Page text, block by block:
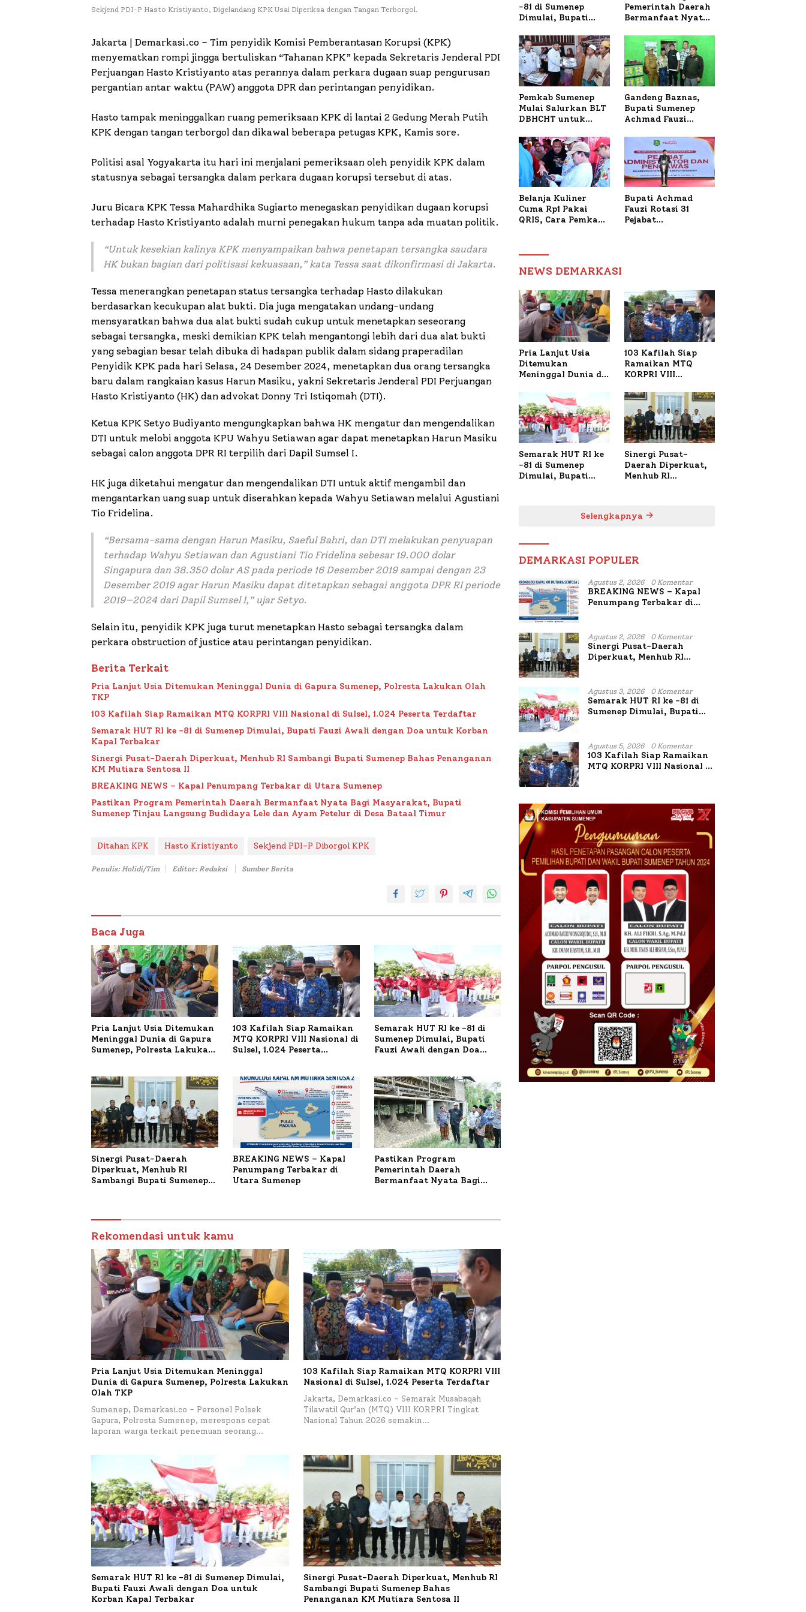
Sekjend PDI-P Hasto Kristiyanto, Digelandang KPK Usai Diperiksa dengan Tangan Terborgol.
Jakarta | Demarkasi.co – Tim penyidik Komisi Pemberantasan Korupsi (KPK)
menyematkan rompi jingga bertuliskan “Tahanan KPK” kepada Sekretaris Jenderal PDI
Perjuangan Hasto Kristiyanto atas perannya dalam perkara dugaan suap pengurusan
pergantian antar waktu (PAW) anggota DPR dan perintangan penyidikan.
Hasto tampak meninggalkan ruang pemeriksaan KPK di lantai 2 Gedung Merah Putih
KPK dengan tangan terborgol dan dikawal beberapa petugas KPK, Kamis sore.
Politisi asal Yogyakarta itu hari ini menjalani pemeriksaan oleh penyidik KPK dalam
statusnya sebagai tersangka dalam perkara dugaan korupsi tersebut di atas.
Juru Bicara KPK Tessa Mahardhika Sugiarto menegaskan penyidikan dugaan korupsi
terhadap Hasto Kristiyanto adalah murni penegakan hukum tanpa ada muatan politik.
“Untuk kesekian kalinya KPK menyampaikan bahwa penetapan tersangka saudara
HK bukan bagian dari politisasi kekuasaan,” kata Tessa saat dikonfirmasi di Jakarta.
Tessa menerangkan penetapan status tersangka terhadap Hasto dilakukan
berdasarkan kecukupan alat bukti. Dia juga mengatakan undang-undang
mensyaratkan bahwa dua alat bukti sudah cukup untuk menetapkan seseorang
sebagai tersangka, meski demikian KPK telah mengantongi lebih dari dua alat bukti
yang sebagian besar telah dibuka di hadapan publik dalam sidang praperadilan
Penyidik KPK pada hari Selasa, 24 Desember 2024, menetapkan dua orang tersangka
baru dalam rangkaian kasus Harun Masiku, yakni Sekretaris Jenderal PDI Perjuangan
Hasto Kristiyanto (HK) dan advokat Donny Tri Istiqomah (DTI).
Ketua KPK Setyo Budiyanto mengungkapkan bahwa HK mengatur dan mengendalikan
DTI untuk melobi anggota KPU Wahyu Setiawan agar dapat menetapkan Harun Masiku
sebagai calon anggota DPR RI terpilih dari Dapil Sumsel I.
HK juga diketahui mengatur dan mengendalikan DTI untuk aktif mengambil dan
mengantarkan uang suap untuk diserahkan kepada Wahyu Setiawan melalui Agustiani
Tio Fridelina.
“Bersama-sama dengan Harun Masiku, Saeful Bahri, dan DTI melakukan penyuapan
terhadap Wahyu Setiawan dan Agustiani Tio Fridelina sebesar 19.000 dolar
Singapura dan 38.350 dolar AS pada periode 16 Desember 2019 sampai dengan 23
Desember 2019 agar Harun Masiku dapat ditetapkan sebagai anggota DPR RI periode
2019—2024 dari Dapil Sumsel I,” ujar Setyo.
Selain itu, penyidik KPK juga turut menetapkan Hasto sebagai tersangka dalam
perkara obstruction of justice atau perintangan penyidikan.
Berita Terkait
Pria Lanjut Usia Ditemukan Meninggal Dunia di Gapura Sumenep, Polresta Lakukan Olah
TKP
103 Kafilah Siap Ramaikan MTQ KORPRI VIII Nasional di Sulsel, 1.024 Peserta Terdaftar
Semarak HUT RI ke -81 di Sumenep Dimulai, Bupati Fauzi Awali dengan Doa untuk Korban
Kapal Terbakar
Sinergi Pusat-Daerah Diperkuat, Menhub RI Sambangi Bupati Sumenep Bahas Penanganan
KM Mutiara Sentosa II
BREAKING NEWS – Kapal Penumpang Terbakar di Utara Sumenep
Pastikan Program Pemerintah Daerah Bermanfaat Nyata Bagi Masyarakat, Bupati
Sumenep Tinjau Langsung Budidaya Lele dan Ayam Petelur di Desa Bataal Timur
Ditahan KPK Hasto Kristiyanto Sekjend PDI-P Diborgol KPK
Penulis: Holidi/Tim Editor: Redaksi Sumber Berita
Baca Juga
Pria Lanjut Usia Ditemukan
Meninggal Dunia di Gapura
Sumenep, Polresta Lakukan
103 Kafilah Siap Ramaikan
MTQ KORPRI VIII Nasional di
Sulsel, 1.024 Peserta
Semarak HUT RI ke -81 di
Sumenep Dimulai, Bupati
Fauzi Awali dengan Doa
Sinergi Pusat-Daerah
Diperkuat, Menhub RI
Sambangi Bupati Sumenep
BREAKING NEWS – Kapal
Penumpang Terbakar di
Utara Sumenep
Pastikan Program
Pemerintah Daerah
Bermanfaat Nyata Bagi
Petelur di Desa Bataal Timur
Rekomendasi untuk kamu
Pria Lanjut Usia Ditemukan Meninggal
Dunia di Gapura Sumenep, Polresta Lakukan
Olah TKP
Sumenep, Demarkasi.co – Personel Polsek
Gapura, Polresta Sumenep, merespons cepat
laporan warga terkait penemuan seorang…
103 Kafilah Siap Ramaikan MTQ KORPRI VIII
Nasional di Sulsel, 1.024 Peserta Terdaftar
Jakarta, Demarkasi.co – Semarak Musabaqah
Tilawatil Qur’an (MTQ) VIII KORPRI Tingkat
Nasional Tahun 2026 semakin…
Semarak HUT RI ke -81 di Sumenep Dimulai,
Bupati Fauzi Awali dengan Doa untuk
Korban Kapal Terbakar
Sinergi Pusat-Daerah Diperkuat, Menhub RI
Sambangi Bupati Sumenep Bahas
Penanganan KM Mutiara Sentosa II
-81 di Sumenep
Dimulai, Bupati
Doa untuk Korban
Kapal Terbakar
Pemerintah Daerah
Bermanfaat Nyata
Bupati Sumenep
Tinjau Langsung
Budidaya Lele dan
Ayam Petelur di
Desa Bataal Timur
Pemkab Sumenep
Mulai Salurkan BLT
DBHCHT untuk
Tani Tembakau
Gandeng Baznas,
Bupati Sumenep
Achmad Fauzi
Serahkan Bantuan
Bedah RTLH di Dua
Kecamatan
Belanja Kuliner
Cuma Rp1 Pakai
QRIS, Cara Pemkab
Bupati Achmad
Fauzi Rotasi 31
Pejabat
NEWS DEMARKASI
Pria Lanjut Usia
Ditemukan
Meninggal Dunia di
Polresta Lakukan
Olah TKP
103 Kafilah Siap
Ramaikan MTQ
KORPRI VIII
1.024 Peserta
Terdaftar
Semarak HUT RI ke
-81 di Sumenep
Dimulai, Bupati
Sinergi Pusat-
Daerah Diperkuat,
Menhub RI
Mutiara Sentosa II
Selengkapnya
DEMARKASI POPULER
Agustus 2, 2026 0 Komentar
BREAKING NEWS – Kapal
Penumpang Terbakar di
Agustus 2, 2026 0 Komentar
Sinergi Pusat-Daerah
Diperkuat, Menhub RI
Mutiara Sentosa II
Agustus 3, 2026 0 Komentar
Semarak HUT RI ke -81 di
Sumenep Dimulai, Bupati
Terbakar
Agustus 5, 2026 0 Komentar
103 Kafilah Siap Ramaikan
MTQ KORPRI VIII Nasional di